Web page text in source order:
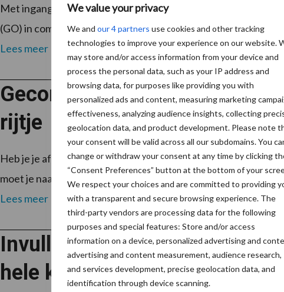
We value your privacy
We and our 4 partners use cookies and other tracking
technologies to improve your experience on our website.
may store and/or access information from your device and
process the personal data, such as your IP address and
browsing data, for purposes like providing you with
personalized ads and content, measuring marketing
effectiveness, analyzing audience insights, collecting
geolocation data, and product development. Please note
your consent will be valid across all our subdomains. You
change or withdraw your consent at any time by clicking
“Consent Preferences” button at the bottom of your
We respect your choices and are committed to providing
with a transparent and secure browsing experience. The
third-party vendors are processing data for the following
purposes and special features: Store and/or access
information on a device, personalized advertising and
advertising and content measurement, audience research,
and services development, precise geolocation data, and
identification through device scanning.
Met ingang van 2025 worden er diverse aanpassingen en
(GO) in combinatie met het Gemeenschappelijk
Lees meer
Gecombineerde opgave
rijtje
Heb je je afgelopen voorjaar aangemeld voor subsidies uit
moet je naast de aanvraag 2024, in het najaar van 2024 ook
Lees meer
Invullen gecombineerde
hele klus